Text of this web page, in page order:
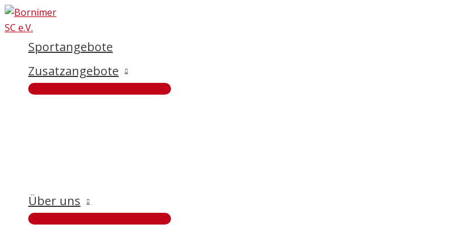
Zum
Inhalt
springenSportangebote
Zusatzangebote
Über uns